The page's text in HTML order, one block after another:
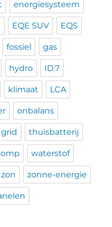
energiesysteem
EQE SUV EQS
fossiel gas
hydro ID.7
klimaat LCA
onbalans
thuisbatterij
waterstof
zon zonne-energie